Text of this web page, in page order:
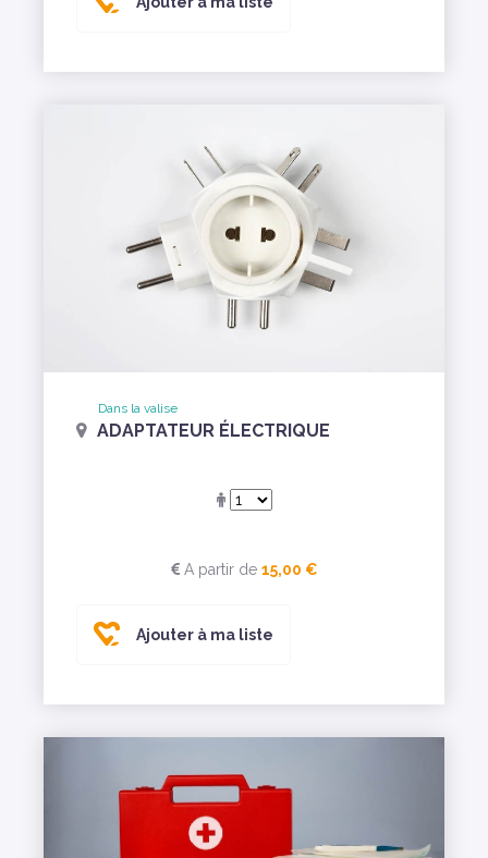
Dans la valise
ADAPTATEUR ÉLECTRIQUE
A partir de 15,00 €
Ajouter à ma liste